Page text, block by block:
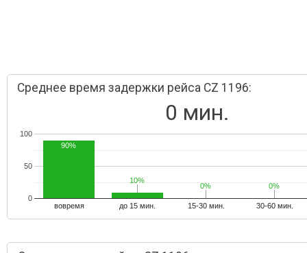
Среднее время задержки рейса CZ 1196:
0 мин.
вовремя до 15 мин. 15-30 мин. 30-60 мин.
0
50
100
90%
10%
10%
0%
0% 0%
0%